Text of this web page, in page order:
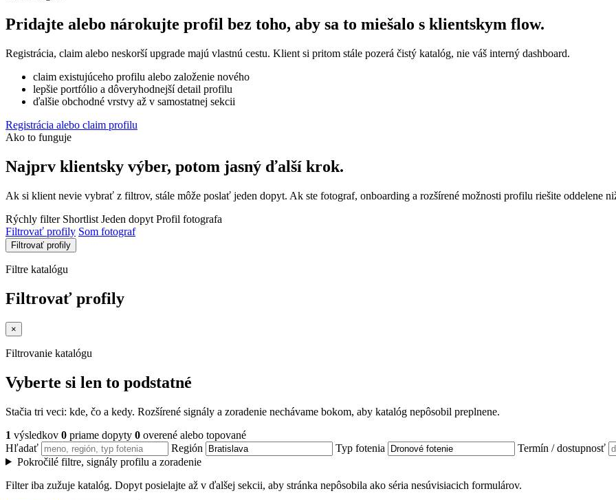
Pridajte alebo nárokujte profil bez toho, aby sa to miešalo s klientskym flow.
Registrácia, claim alebo neskorší upgrade majú vlastnú cestu. Klient si pritom stále pozerá čistý katalóg, nie váš interný dashboard.
claim existujúceho profilu alebo založenie nového
lepšie portfólio a dôveryhodnejší detail profilu
ďalšie obchodné vrstvy až v samostatnej sekcii
Registrácia alebo claim profilu
Ako to funguje
Najprv klientsky výber, potom jasný ďalší krok.
Ak si klient nevie vybrať z filtrov, stále môže poslať jeden dopyt. Ak ste fotograf, onboarding a rozšírené možnosti profilu riešite oddelene
Rýchly filter Shortlist Jeden dopyt Profil fotografa
Filtrovať profily Som fotograf
Filtrovať profily
Filtre katalógu
Filtrovať profily
×
Filtrovanie katalógu
Vyberte si len to podstatné
Stačia tri veci: kde, čo a kedy. Rozšírené signály a zoradenie nechávame bokom, aby katalóg nepôsobil preplnene.
1 výsledkov 0 priame dopyty 0 overené alebo topované
Hľadať
Región Typ fotenia
Termín / dostupnosť
Pokročilé filtre, signály profilu a zoradenie
Filter iba zužuje katalóg. Dopyt posielajte až v ďalšej sekcii, aby stránka nepôsobila ako séria nesúvisiacich formulárov.